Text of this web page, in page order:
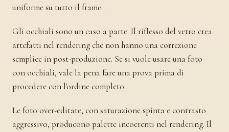
uniforme su tutto il frame.
Gli occhiali sono un caso a parte. Il riflesso del vetro crea
artefatti nel rendering che non hanno una correzione
semplice in post-produzione. Se si vuole usare una foto
con occhiali, vale la pena fare una prova prima di
procedere con l'ordine completo.
Le foto over-editate, con saturazione spinta e contrasto
aggressivo, producono palette incoerenti nel rendering. Il